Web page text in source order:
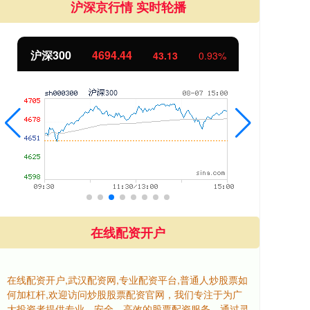
沪深京行情 实时轮播
北证50 1134.24 11.37 1.01%
在线配资开户
在线配资开户,武汉配资网,专业配资平台,普通人炒股票如
何加杠杆,欢迎访问炒股股票配资官网，我们专注于为广